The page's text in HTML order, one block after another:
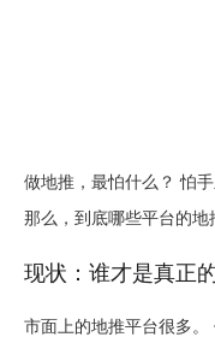
做地推，最怕什么？ 怕
那么，到底哪些平台的
现状：谁才是真正
市面上的地推平台很多。